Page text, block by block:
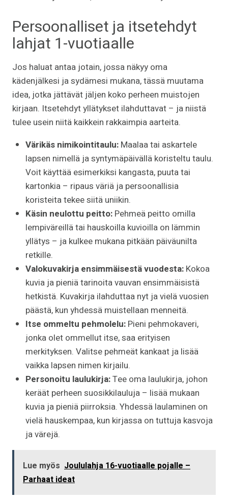
Persoonalliset ja itsetehdyt
lahjat 1-vuotiaalle
Jos haluat antaa jotain, jossa näkyy oma
kädenjälkesi ja sydämesi mukana, tässä muutama
idea, jotka jättävät jäljen koko perheen muistojen
kirjaan. Itsetehdyt yllätykset ilahduttavat – ja niistä
tulee usein niitä kaikkein rakkaimpia aarteita.
Värikäs nimikointitaulu:Maalaa tai askartele
lapsen nimellä ja syntymäpäivällä koristeltu taulu.
Voit käyttää esimerkiksi kangasta, puuta tai
kartonkia – ripaus väriä ja persoonallisia
koristeita tekee siitä uniikin.
Käsin neulottu peitto:Pehmeä peitto omilla
lempiväreillä tai hauskoilla kuvioilla on lämmin
yllätys – ja kulkee mukana pitkään päiväunilta
retkille.
Valokuvakirja ensimmäisestä vuodesta:Kokoa
kuvia ja pieniä tarinoita vauvan ensimmäisistä
hetkistä. Kuvakirja ilahduttaa nyt ja vielä vuosien
päästä, kun yhdessä muistellaan menneitä.
Itse ommeltu pehmolelu:Pieni pehmokaveri,
jonka olet ommellut itse, saa erityisen
merkityksen. Valitse pehmeät kankaat ja lisää
vaikka lapsen nimen kirjailu.
Personoitu laulukirja:Tee oma laulukirja, johon
keräät perheen suosikkilauluja – lisää mukaan
kuvia ja pieniä piirroksia. Yhdessä laulaminen on
vielä hauskempaa, kun kirjassa on tuttuja kasvoja
ja värejä.
Lue myös Joululahja 16-vuotiaalle pojalle –
Parhaat ideat